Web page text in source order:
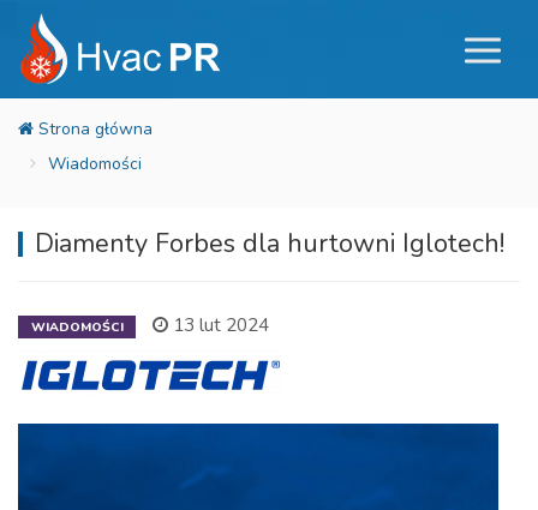
Wiadomości
Diamenty Forbes dla hurtowni Iglotech!
WIADOMOŚCI 13 lut 2024